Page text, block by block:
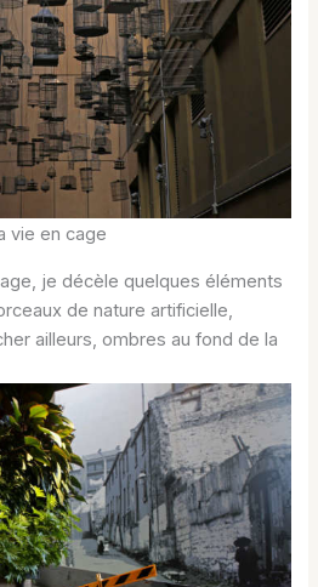
vie en cage
je décèle quelques éléments
de nature artificielle,
ailleurs, ombres au fond de la